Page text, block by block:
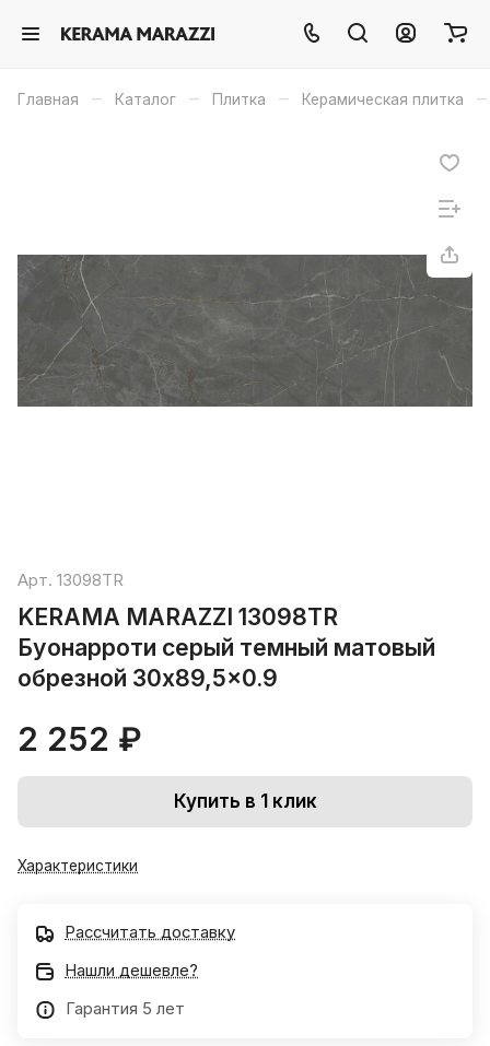
Главная – Каталог – Плитка – Керамическая плитка –
Арт. 13098TR
KERAMA MARAZZI 13098TR
Буонарроти серый темный матовый
обрезной 30x89,5x0.9
2 252 ₽
Купить в 1 клик
Характеристики
Рассчитать доставку
Нашли дешевле?
Гарантия 5 лет